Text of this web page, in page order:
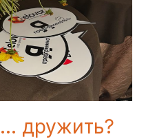
дружить?